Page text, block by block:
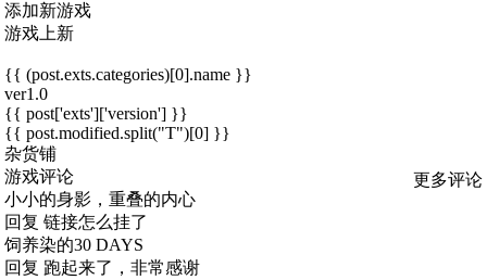
添加新游戏
游戏上新
{{ (post.exts.categories)[0].name }}
ver1.0
{{ post['exts']['version'] }}
{{ post.modified.split("T")[0] }}
杂货铺
游戏评论
更多评论
小小的身影，重叠的内心
回复 链接怎么挂了
饲养染的30 DAYS
回复 跑起来了，非常感谢